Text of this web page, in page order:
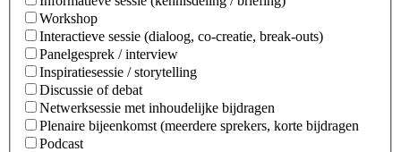
Workshop
Interactieve sessie (dialoog, co-creatie, break-outs)
Panelgesprek / interview
Inspiratiesessie / storytelling
Discussie of debat
Netwerksessie met inhoudelijke bijdragen
Plenaire bijeenkomst (meerdere sprekers, korte bijdragen
Podcast